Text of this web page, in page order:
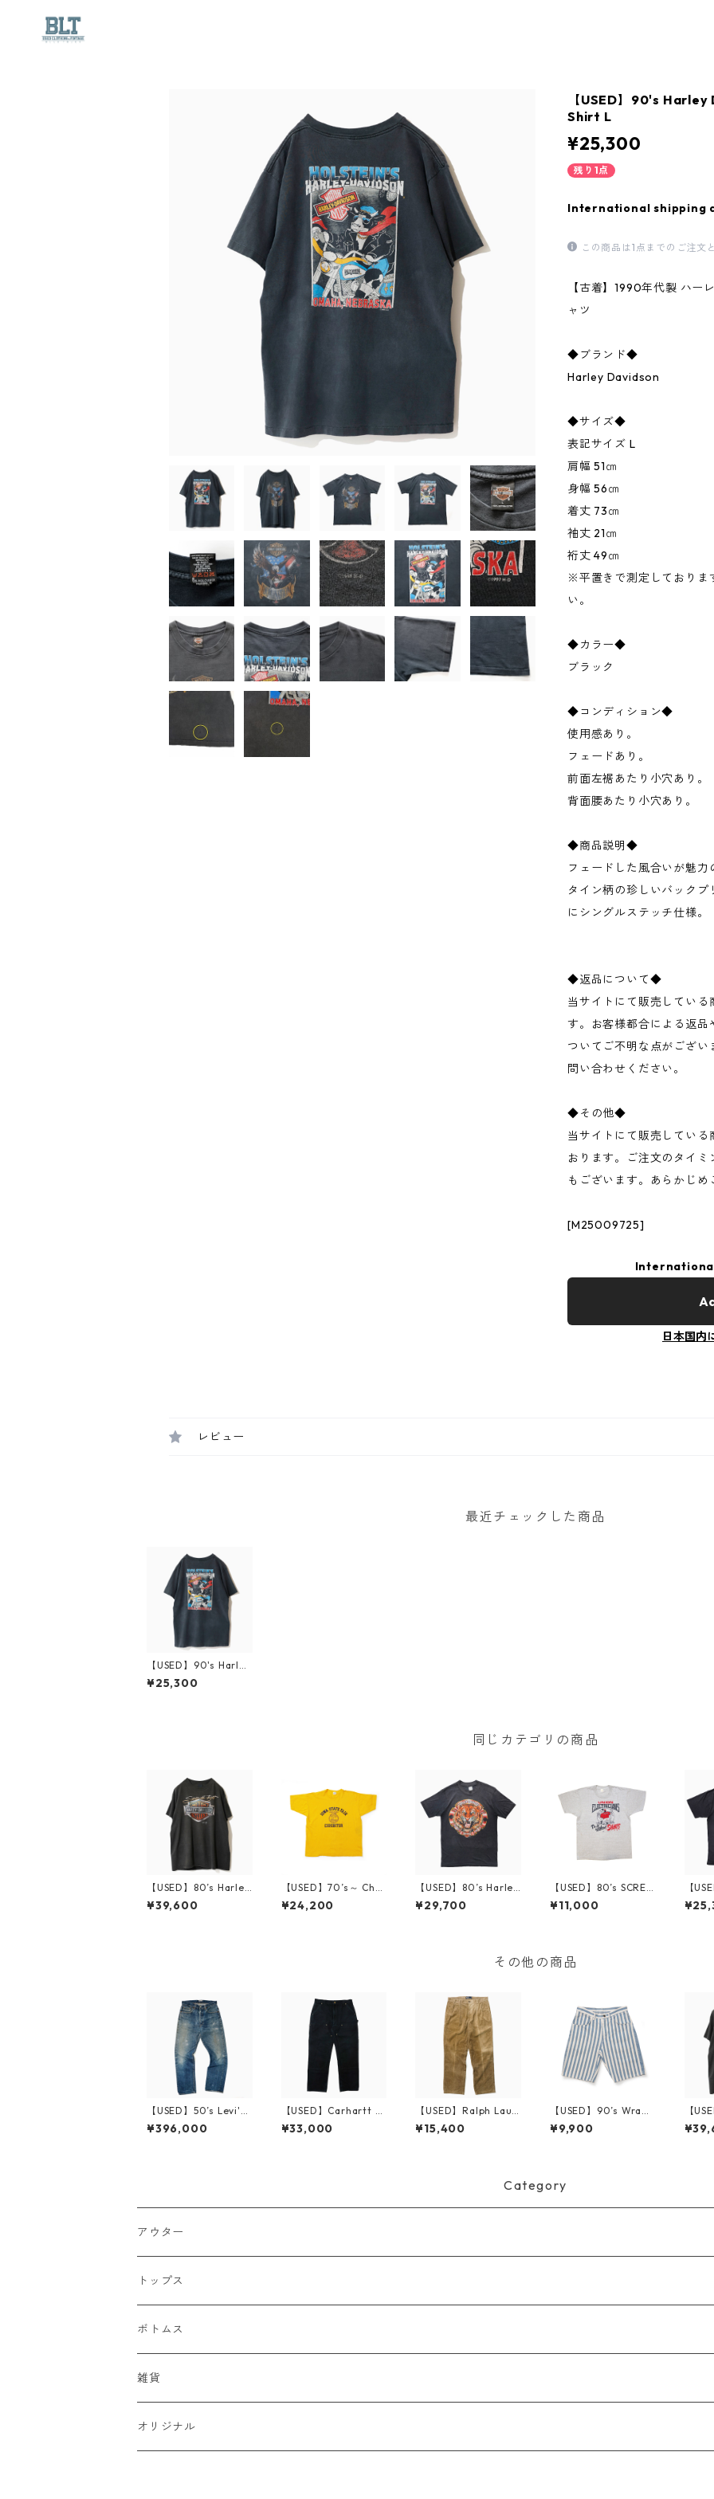
【USED】90's
Shirt L
¥25,300
残り1点
International shipping
この商品は1点までのご注文
【古着】1990年代製 ハー
ャツ
◆ブランド◆
Harley Davidson
◆サイズ◆
表記サイズ L
肩幅 51㎝
身幅 56㎝
着丈 73㎝
袖丈 21㎝
裄丈 49㎝
※平置きで測定しておりま
い。
◆カラー◆
ブラック
◆コンディション◆
使用感あり。
フェードあり。
前面左裾あたり小穴あり。
背面腰あたり小穴あり。
◆商品説明◆
フェードした風合いが魅
タイン柄の珍しいバック
にシングルステッチ仕様。
◆返品について◆
当サイトにて販売してい
す。お客様都合による返
ついてご不明な点がござ
問い合わせください。
◆その他◆
当サイトにて販売してい
おります。ご注文のタイ
もございます。あらかじめ
[M25009725]
日本国内
レビュー
最近チェックした商品
【USED】90's Harley
Davidson HOLSTEI
N'S T-Shirt L
¥25,300
同じカテゴリの商品
【USED】80’s Harley
Davidson 3D EMBLE
M T-Shirt
¥39,600
【USED】70’s～ Cha
mpion IOWA STATE F
AIR FFA T-Shirt XL
¥24,200
【USED】80’s Harley
Davidson DAYTONA
87 T-Shirt
¥29,700
【USED】80’s SCREE
N STARS UNION ELEC
TRICIANTS XL
¥11,000
【
H TO
その他の商品
【USED】50’s Levi's
501xx 革パッチ 実寸
W30 L30 リペア
¥396,000
【USED】Carhartt D
uck Double Front Wo
rk Pants W36 L32 M
¥33,000
【USED】Ralph Laur
en Corduroy Pants
W33
¥15,400
【USED】90’s Wrang
ler Stripe Short Pant
s W29 Made in USA
¥9,900
【
M T-
Category
アウター
ジャケット
デニムジャケット
スタジャン
ベスト
トップス
Tシャツ
半袖Tシャツ
七分・長袖Tシャツ
シャツ
半袖シャツ
スウェット
ボトムス
デニム
チノパン
雑貨
キャップ
オリジナル